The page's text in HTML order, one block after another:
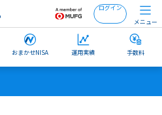
ログイン
メニュー
おまかせNISA 運用実績 手数料